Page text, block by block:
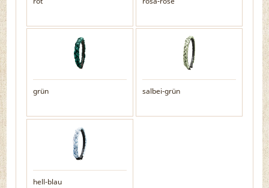
grün salbei-grün
hell-blau